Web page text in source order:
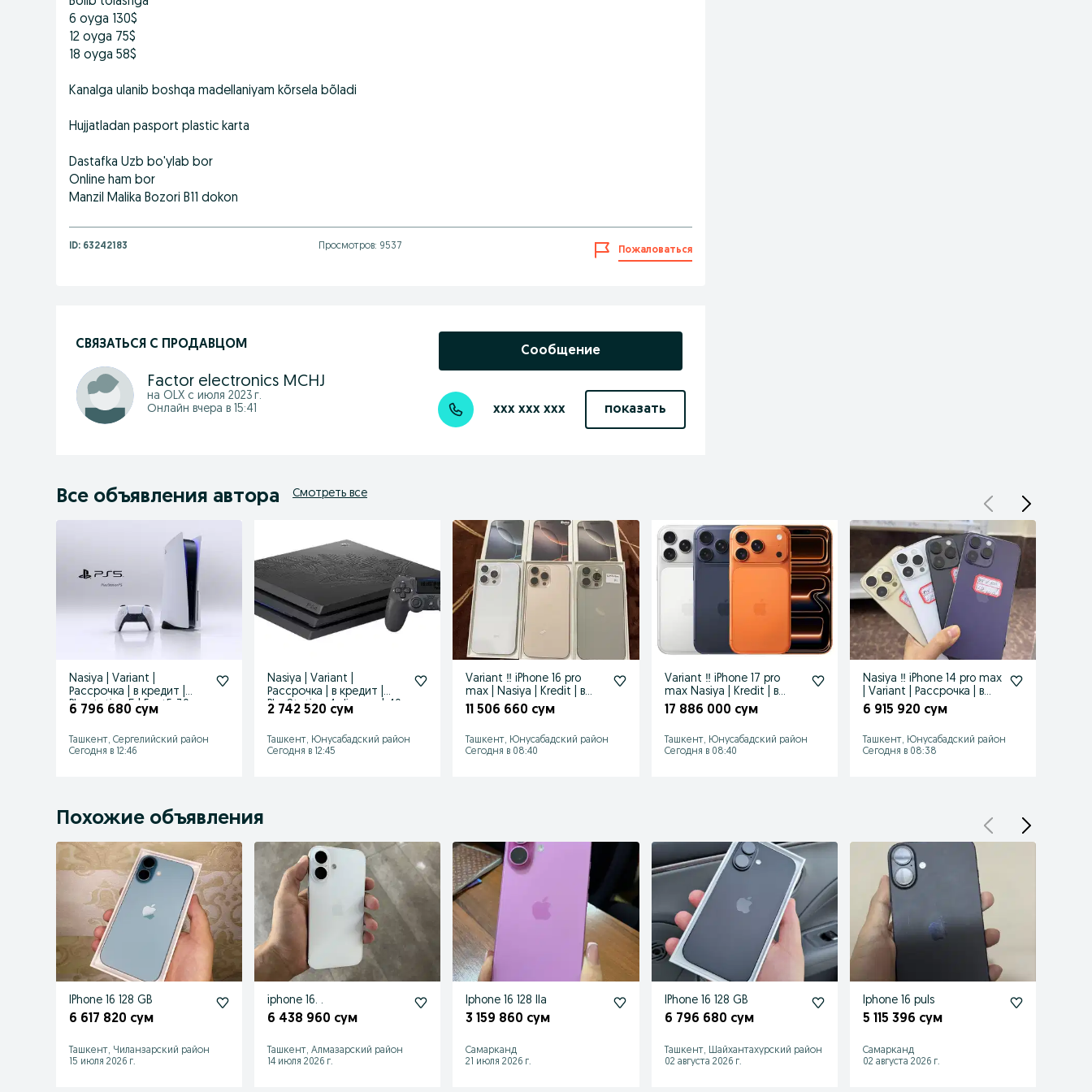
6 oyga 130$
12 oyga 75$
18 oyga 58$
Kanalga ulanib boshqa madellaniyam kõrsela bõladi
Hujjatladan pasport plastic karta
Dastafka Uzb bo'ylab bor
Online ham bor
Manzil Malika Bozori B11 dokon
ID: 63242183 Просмотров: 9537 Пожаловаться
СВЯЗАТЬСЯ С ПРОДАВЦОМ
Factor electronics MCHJ
на OLX с июля 2023 г.
Онлайн вчера в 15:41
Сообщение
xxx xxx xxx показать
Все объявления автора Смотреть все
Nasiya | Variant |
Рассрочка | в кредит |
Playstation 5 | FactE-30
6 796 680 сум
Ташкент, Сергелийский район
Сегодня в 12:46
Nasiya | Variant |
Рассрочка | в кредит |
PlayStation 4 slim pro | 40
2 742 520 сум
Ташкент, Юнусабадский район
Сегодня в 12:45
Variant ‼️ iPhone 16 pro
max | Nasiya | Kredit | в
рассрочк
11 506 660 сум
Ташкент, Юнусабадский район
Сегодня в 08:40
Variant ‼️ iPhone 17 pro
max Nasiya | Kredit | в
рассрочку
17 886 000 сум
Ташкент, Юнусабадский район
Сегодня в 08:40
Nasiya ‼️ iPhone 14 pro max
| Variant | Рассрочка | в
кредит
6 915 920 сум
Ташкент, Юнусабадский район
Сегодня в 08:38
Похожие объявления
IPhone 16 128 GB
6 617 820 сум
Ташкент, Чиланзарский район
15 июля 2026 г.
iphone 16. .
6 438 960 сум
Ташкент, Алмазарский район
14 июля 2026 г.
Iphone 16 128 lla
3 159 860 сум
Самарканд
21 июля 2026 г.
IPhone 16 128 GB
6 796 680 сум
Ташкент, Шайхантахурский район
02 августа 2026 г.
Iphone 16 puls
5 115 396 сум
Самарканд
02 августа 2026 г.